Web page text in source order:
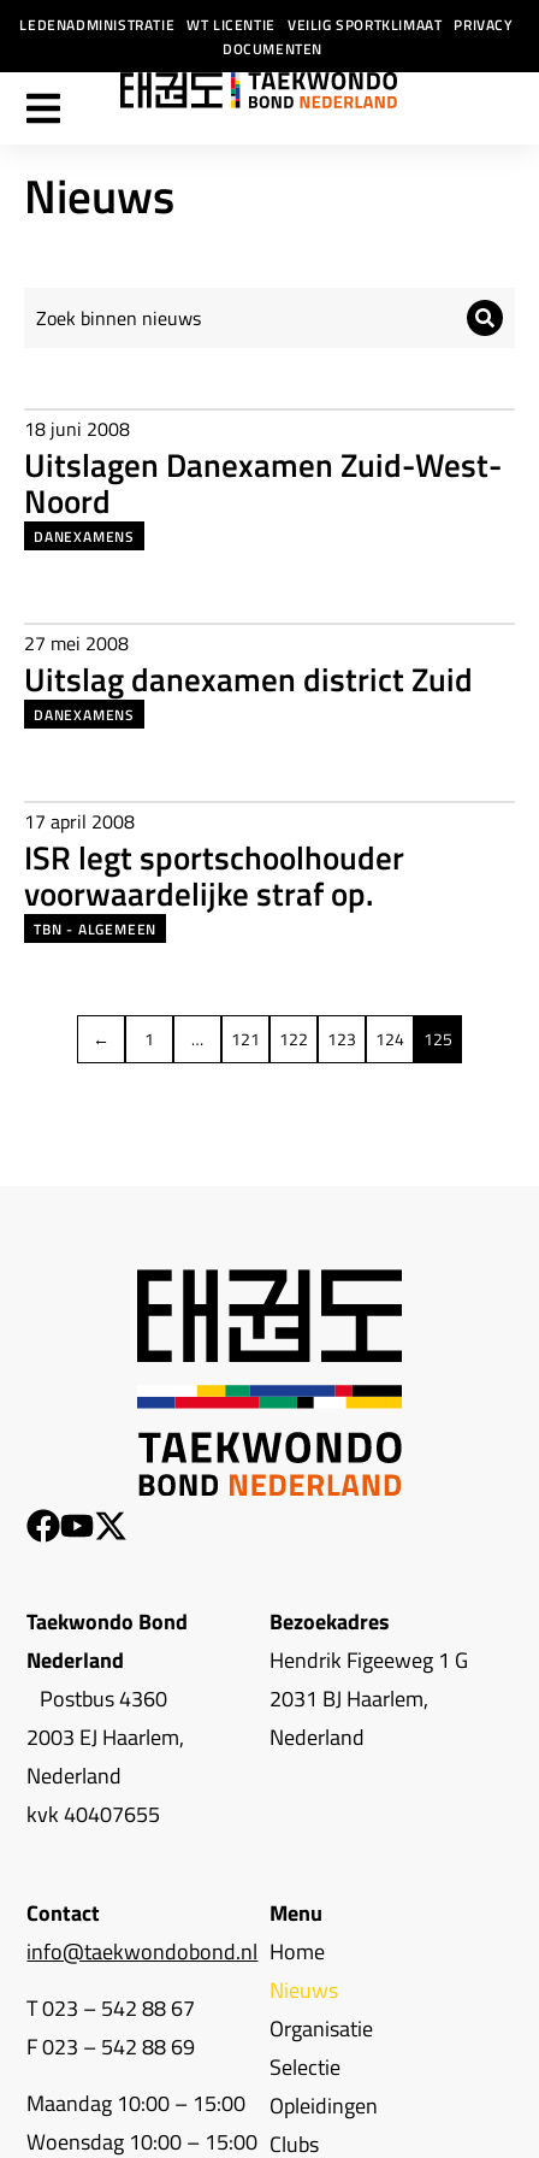
LEDENADMINISTRATIE WT LICENTIE VEILIG SPORTKLIMAAT PRIVACY
DOCUMENTEN
Nieuws
18 juni 2008
Uitslagen Danexamen Zuid-West-
Noord
DANEXAMENS
27 mei 2008
Uitslag danexamen district Zuid
DANEXAMENS
17 april 2008
ISR legt sportschoolhouder
voorwaardelijke straf op.
TBN - ALGEMEEN
← 1 … 121 122 123 124 125
Taekwondo Bond
Nederland
Postbus 4360
2003 EJ Haarlem,
Nederland
kvk 40407655
Bezoekadres
Hendrik Figeeweg 1 G
2031 BJ Haarlem,
Nederland
Contact
info@taekwondobond.nl
T 023 – 542 88 67
F 023 – 542 88 69
Maandag 10:00 – 15:00
Woensdag 10:00 – 15:00
Menu
Home
Nieuws
Organisatie
Selectie
Opleidingen
Clubs